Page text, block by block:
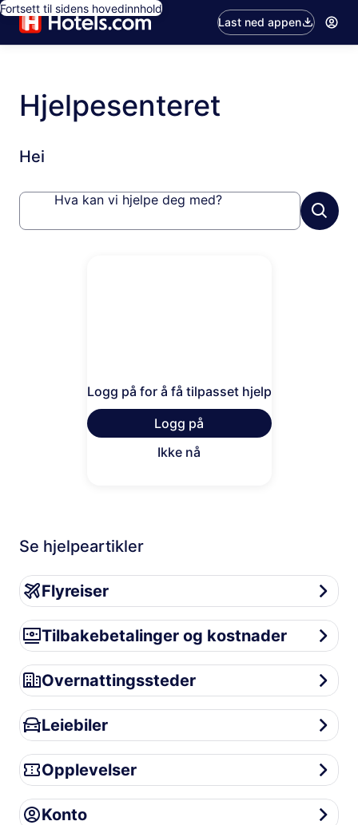
Fortsett til sidens hovedinnhold
Last ned appen
Hjelpesenteret
Hei
Hva kan vi hjelpe deg med?
Logg på for å få tilpasset hjelp
Logg på
Ikke nå
Se hjelpeartikler
Flyreiser
Flyreiser
Tilbakebetalinger og kostnader
Tilbakebetalinger og kostnader
Overnattingssteder
Overnattingssteder
Leiebiler
Leiebiler
Opplevelser
Opplevelser
Konto
Konto